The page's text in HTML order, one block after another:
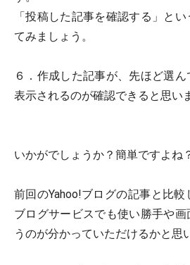
「投稿した記事を確認する」と
てみましょう。
６．作成した記事が、先ほど選
表示されるのが確認できると思い
いかがでしょうか？簡単ですよね
前回のYahoo!ブログの記事と比
ブログサービスでも使い勝手や
うのが分かっていただけるかと思